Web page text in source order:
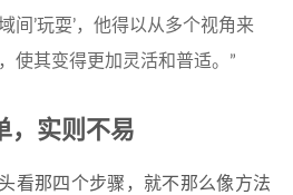
间’玩耍’，他得以从多个视角来
使其变得更加灵活和普适。”
，实则不易
看那四个步骤，就不那么像方法